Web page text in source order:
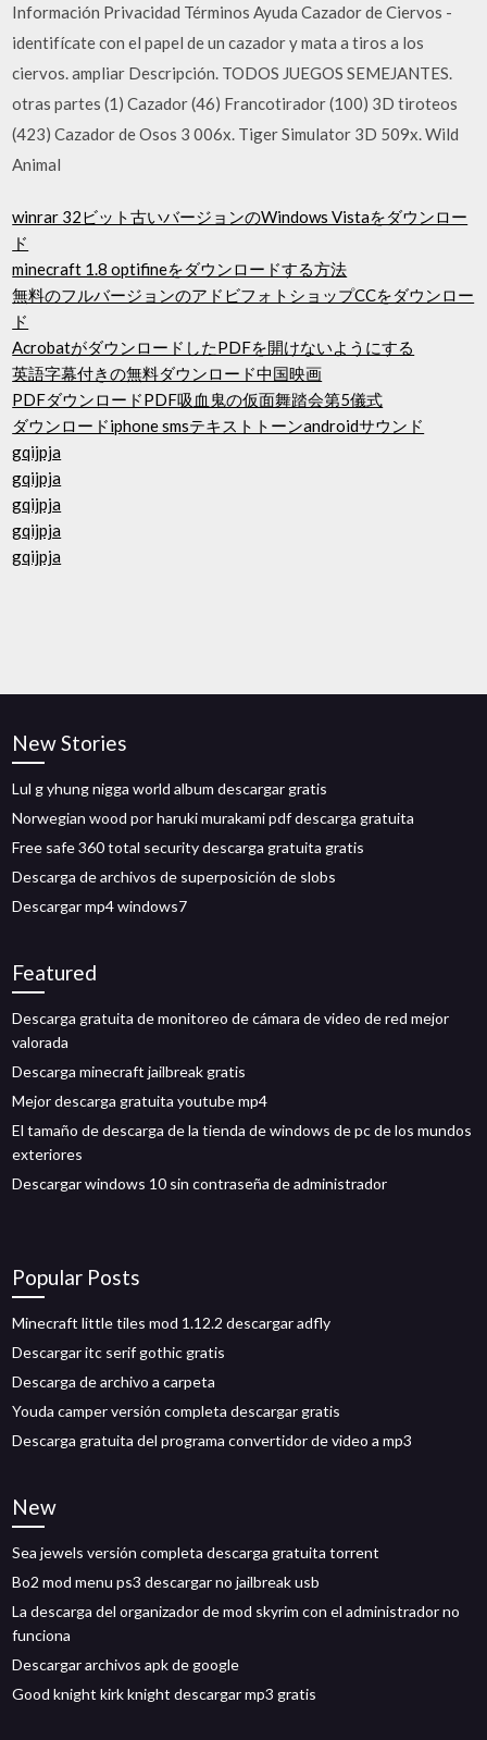
Información Privacidad Términos Ayuda Cazador de Ciervos -
identifícate con el papel de un cazador y mata a tiros a los
ciervos. ampliar Descripción. TODOS JUEGOS SEMEJANTES.
otras partes (1) Cazador (46) Francotirador (100) 3D tiroteos
(423) Cazador de Osos 3 006x. Tiger Simulator 3D 509x. Wild
Animal
winrar 32ビット古いバージョンのWindows Vistaをダウンロー
ド
minecraft 1.8 optifineをダウンロードする方法
無料のフルバージョンのアドビフォトショップCCをダウンロー
ド
AcrobatがダウンロードしたPDFを開けないようにする
英語字幕付きの無料ダウンロード中国映画
PDFダウンロードPDF吸血鬼の仮面舞踏会第5儀式
ダウンロードiphone smsテキストトーンandroidサウンド
gqijpja
gqijpja
gqijpja
gqijpja
gqijpja
New Stories
Lul g yhung nigga world album descargar gratis
Norwegian wood por haruki murakami pdf descarga gratuita
Free safe 360 ​​total security descarga gratuita gratis
Descarga de archivos de superposición de slobs
Descargar mp4 windows7
Featured
Descarga gratuita de monitoreo de cámara de video de red mejor
valorada
Descarga minecraft jailbreak gratis
Mejor descarga gratuita youtube mp4
El tamaño de descarga de la tienda de windows de pc de los mundos
exteriores
Descargar windows 10 sin contraseña de administrador
Popular Posts
Minecraft little tiles mod 1.12.2 descargar adfly
Descargar itc serif gothic gratis
Descarga de archivo a carpeta
Youda camper versión completa descargar gratis
Descarga gratuita del programa convertidor de video a mp3
New
Sea jewels versión completa descarga gratuita torrent
Bo2 mod menu ps3 descargar no jailbreak usb
La descarga del organizador de mod skyrim con el administrador no
funciona
Descargar archivos apk de google
Good knight kirk knight descargar mp3 gratis